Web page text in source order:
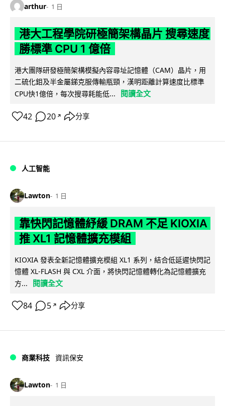
arthur 1 日
港大工程學院研極簡架構晶片 搜尋速度
勝標準 CPU 1 億倍
港大團隊研發極簡架構模擬內容尋址記憶體（CAM）晶片，用
二硫化鉬及半金屬銻克服傳輸瓶頸，漢明距離計算速度比標準
CPU快1億倍，每次搜尋耗能低...
閱讀全文
42 20 ↗ 分享
人工智能
Lawton 1 日
靠快閃記憶體紓緩 DRAM 不足 KIOXIA
推 XL1 記憶體擴充模組
KIOXIA 發表全新記憶體擴充模組 XL1 系列，結合低延遲快閃記
憶體 XL-FLASH 與 CXL 介面，將快閃記憶體轉化為記憶體擴充
方...
閱讀全文
84 5 ↗ 分享
商業科技 資訊保安
Lawton 1 日